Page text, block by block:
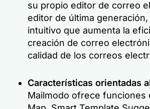
su propio editor de correo
editor de última
intuitivo que aumenta la
creación de correo
calidad de los correos
Características orientadas
Mailmodo ofrece funciones